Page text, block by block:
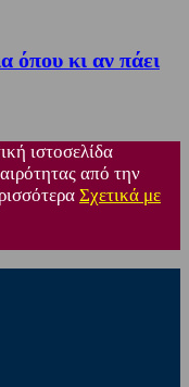
όπου κι αν πάει
ιστοσελίδα
από την
Σχετικά με